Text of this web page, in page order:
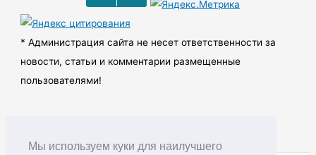
Мы используем куки для наилучшего
ы
* Администрация сайта не несет ответственности за
новости, статьи и комментарии размещенные
пользователями!